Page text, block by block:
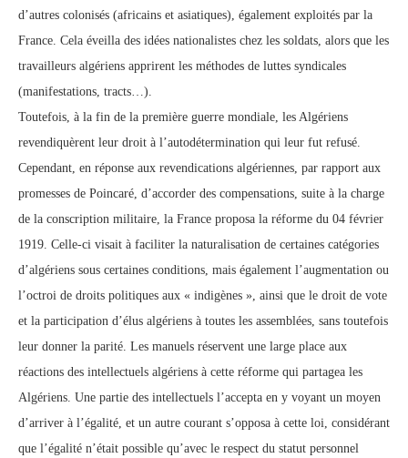
d’autres colonisés (africains et asiatiques), également exploités par la
France. Cela éveilla des idées nationalistes chez les soldats, alors que les
travailleurs algériens apprirent les méthodes de luttes syndicales
(manifestations, tracts…).
Toutefois, à la fin de la première guerre mondiale, les Algériens
revendiquèrent leur droit à l’autodétermination qui leur fut refusé.
Cependant, en réponse aux revendications algériennes, par rapport aux
promesses de Poincaré, d’accorder des compensations, suite à la charge
de la conscription militaire, la France proposa la réforme du 04 février
1919. Celle-ci visait à faciliter la naturalisation de certaines catégories
d’algériens sous certaines conditions, mais également l’augmentation ou
l’octroi de droits politiques aux « indigènes », ainsi que le droit de vote
et la participation d’élus algériens à toutes les assemblées, sans toutefois
leur donner la parité. Les manuels réservent une large place aux
réactions des intellectuels algériens à cette réforme qui partagea les
Algériens. Une partie des intellectuels l’accepta en y voyant un moyen
d’arriver à l’égalité, et un autre courant s’opposa à cette loi, considérant
que l’égalité n’était possible qu’avec le respect du statut personnel